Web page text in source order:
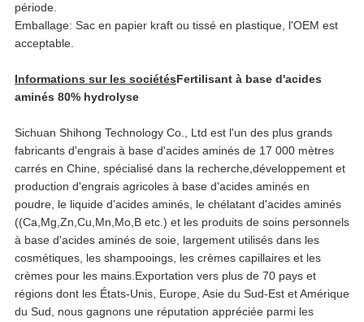
période.
Emballage: Sac en papier kraft ou tissé en plastique, l'OEM est
acceptable.
Informations sur les sociétésFertilisant à base d'acides
aminés 80% hydrolyse
Sichuan Shihong Technology Co., Ltd est l'un des plus grands
fabricants d'engrais à base d'acides aminés de 17 000 mètres
carrés en Chine, spécialisé dans la recherche,développement et
production d'engrais agricoles à base d'acides aminés en
poudre, le liquide d'acides aminés, le chélatant d'acides aminés
((Ca,Mg,Zn,Cu,Mn,Mo,B etc.) et les produits de soins personnels
à base d'acides aminés de soie, largement utilisés dans les
cosmétiques, les shampooings, les crèmes capillaires et les
crèmes pour les mains.Exportation vers plus de 70 pays et
régions dont les États-Unis, Europe, Asie du Sud-Est et Amérique
du Sud, nous gagnons une réputation appréciée parmi les